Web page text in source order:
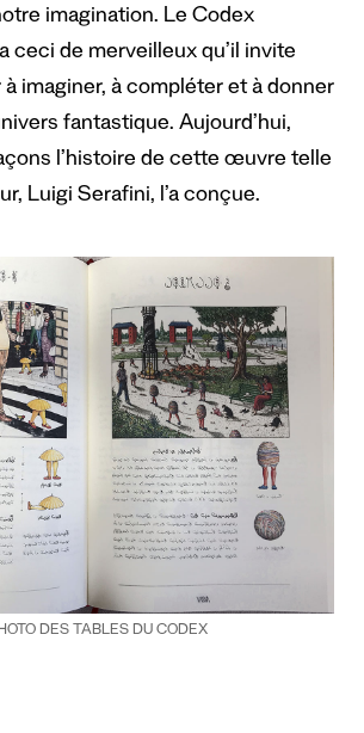
imagination. Le Codex
ceci de merveilleux qu’il invite
imaginer, à compléter et à donner
fantastique. Aujourd’hui,
l’histoire de cette œuvre telle
Luigi Serafini, l’a conçue.
DES TABLES DU CODEX